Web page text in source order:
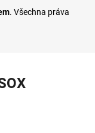
. Všechna práva